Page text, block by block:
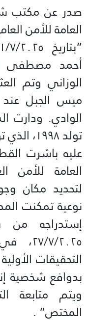
صدر عن مكتب
العامة للأمن
أحمد مصطفى
الوزاني وتم
ميس الجبل
الوادي. ودارت
تولد ١٩٩٨، الذي توارى عن الأنظار.
عليه باشرت
العامة للأمن
لتحديد مكان
نوعية تمكنت
إستدراجه من
٢٧/٧/
التحقيقات
بدوافع شخصية
ويتم متابعة
المختص” .